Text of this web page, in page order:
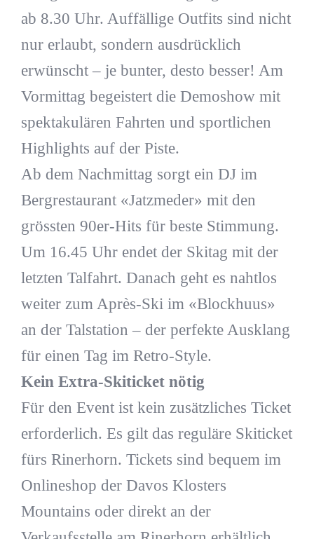
ab 8.30 Uhr. Auffällige Outfits sind nicht
nur erlaubt, sondern ausdrücklich
erwünscht – je bunter, desto besser! Am
Vormittag begeistert die Demoshow mit
spektakulären Fahrten und sportlichen
Highlights auf der Piste.
Ab dem Nachmittag sorgt ein DJ im
Bergrestaurant «Jatzmeder» mit den
grössten 90er-Hits für beste Stimmung.
Um 16.45 Uhr endet der Skitag mit der
letzten Talfahrt. Danach geht es nahtlos
weiter zum Après-Ski im «Blockhuus»
an der Talstation – der perfekte Ausklang
für einen Tag im Retro-Style.
Kein Extra-Skiticket nötig
Für den Event ist kein zusätzliches Ticket
erforderlich. Es gilt das reguläre Skiticket
fürs Rinerhorn. Tickets sind bequem im
Onlineshop der Davos Klosters
Mountains oder direkt an der